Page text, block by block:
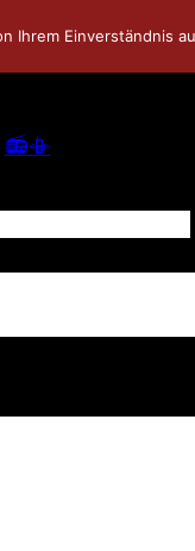
WERDEN!
📻📳
Ihrem Einverständnis